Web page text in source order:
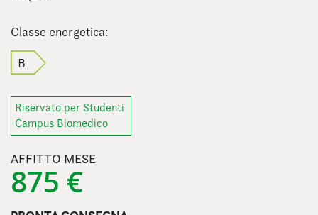
Classe energetica:
B
Riservato per Studenti
Campus Biomedico
AFFITTO MESE
875 €